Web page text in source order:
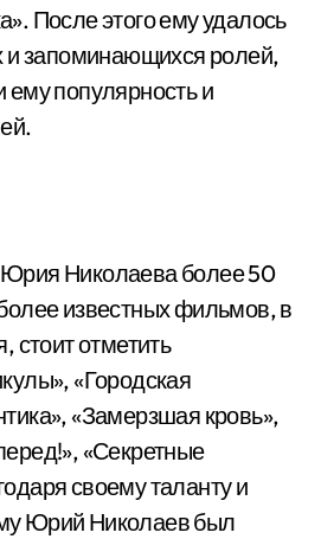
После этого ему удалось
и запоминающихся ролей,
ему популярность и
Николаева более 50
известных фильмов, в
стоит отметить
«Городская
«Замерзшая кровь»,
«Секретные
своему таланту и
Юрий Николаев был